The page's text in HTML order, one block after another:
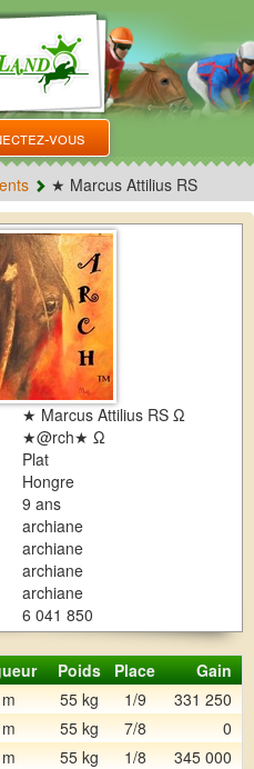
vous
★ Marcus Attilius RS
★ Marcus Attilius RS Ω
★@rch★ Ω
Plat
Hongre
9 ans
archiane
archiane
archiane
archiane
6 041 850
Poids Place
Gain
55 kg 1/9 331 250
55 kg 7/8 0
55 kg 1/8 345 000